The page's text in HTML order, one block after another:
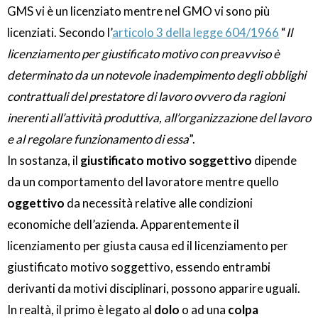
GMS vi è un licenziato mentre nel GMO vi sono più
licenziati. Secondo l’articolo 3 della legge 604/1966 “Il
licenziamento per giustificato motivo con preavviso è
determinato da un notevole inadempimento degli obblighi
contrattuali del prestatore di lavoro ovvero da ragioni
inerenti all’attività produttiva, all’organizzazione del lavoro
e al regolare funzionamento di essa”.
In sostanza, il giustificato motivo soggettivo dipende
da un comportamento del lavoratore mentre quello
oggettivo da necessità relative alle condizioni
economiche dell’azienda. Apparentemente il
licenziamento per giusta causa ed il licenziamento per
giustificato motivo soggettivo, essendo entrambi
derivanti da motivi disciplinari, possono apparire uguali.
In realtà, il primo è legato al dolo o ad una colpa